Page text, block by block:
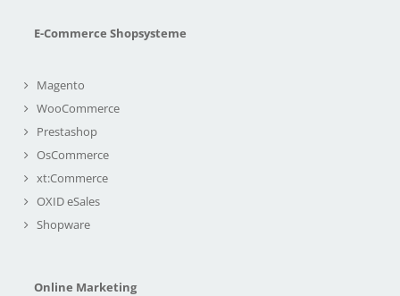
E-Commerce Shopsysteme
Magento
WooCommerce
Prestashop
OsCommerce
xt:Commerce
OXID eSales
Shopware
Online Marketing